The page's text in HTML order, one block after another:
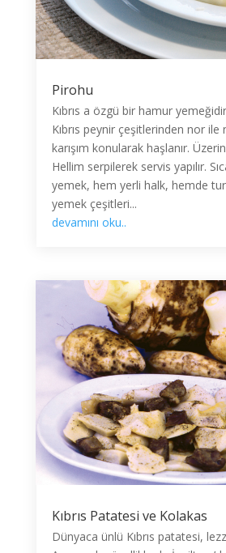
Pirohu
Kıbrıs a özgü bir hamur
Kıbrıs peynir çeşitlerinden nor
karışım konularak haşlanır.
Hellim serpilerek servis yapılır.
yemek, hem yerli halk, hemde
yemek çeşitleri...
devamını oku..
Kıbrıs Patatesi ve Kolakas
Dünyaca ünlü Kıbrıs patatesi,